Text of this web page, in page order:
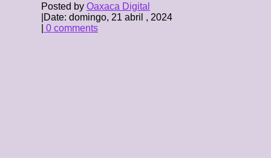
Posted by Oaxaca Digital
Date: domingo, 21 abril , 2024
0 comments